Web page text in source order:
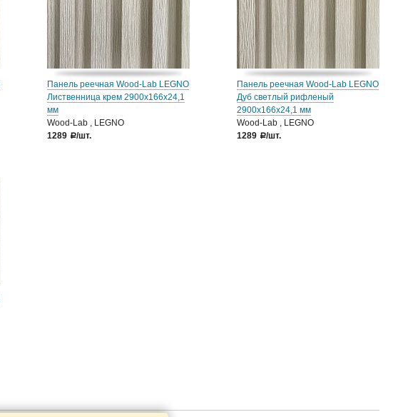
Панель реечная Wood-Lab LEGNO
Лиственница крем 2900х166х24,1
мм
Wood-Lab , LEGNO
1289
a/шт.
Панель реечная Wood-Lab LEGNO
Дуб светлый рифленый
2900х166х24,1 мм
Wood-Lab , LEGNO
1289
a/шт.